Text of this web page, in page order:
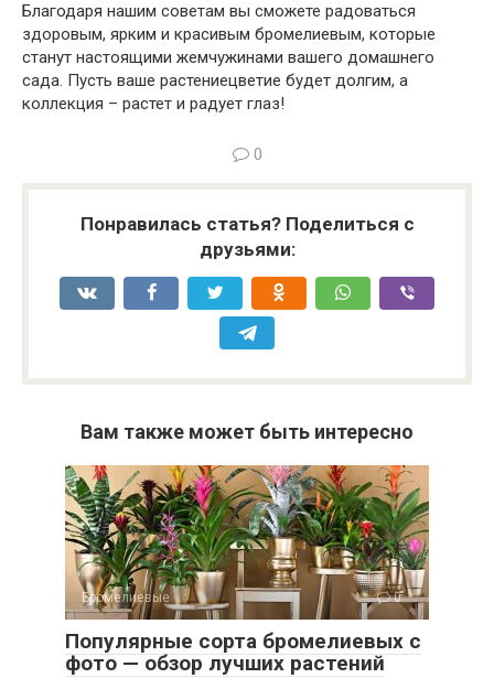
Благодаря нашим советам вы сможете радоваться
здоровым, ярким и красивым бромелиевым, которые
станут настоящими жемчужинами вашего домашнего
сада. Пусть ваше растениецветие будет долгим, а
коллекция – растет и радует глаз!
0
Понравилась статья? Поделиться с
друзьями:
Вам также может быть интересно
Бромелиевые 0
Популярные сорта бромелиевых с
фото — обзор лучших растений